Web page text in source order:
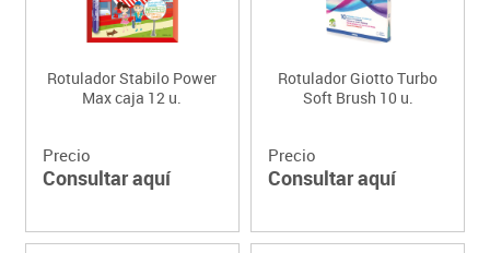
Rotulador Stabilo Power
Max caja 12 u.
Precio
Consultar aquí
Rotulador Giotto Turbo
Soft Brush 10 u.
Precio
Consultar aquí